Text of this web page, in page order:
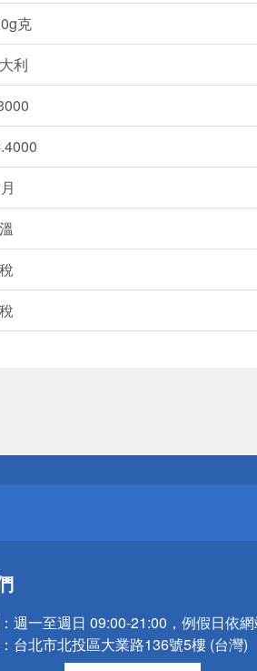
克
利
週一至週日 09:00-21:00，例假日依
台北市北投區大業路136號5樓 (台灣)